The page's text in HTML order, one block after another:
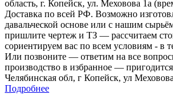
область, г. Копейск, ул. Меховова 1а
Доставка по всей РФ. Возможно
давальческой основе или с нашим
пришлите чертеж и ТЗ — рассчитаем
сориентируем вас по всем условиям - в
Или позвоните — ответим на все
производство в избранное —
Челябинская обл, г Копейск, ул
Подробнее